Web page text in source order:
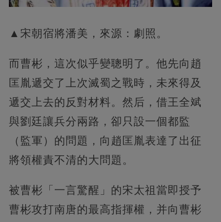
▲宋朝宿將潘美，來源：劇照。
而曹彬，這次似乎變聰明了。他先向趙
匡胤遞交了上次滅蜀之戰時，未來得及
遞交上去的反對材料。然后，借王全斌
與劉廷讓兵分兩路，卻只設一個都監
（監軍）的問題，向趙匡胤表達了出征
將領權責不清的大問題。
被曹彬「一言驚醒」的宋太祖當即授予
曹彬攻打南唐的最高指揮權，并向曹彬